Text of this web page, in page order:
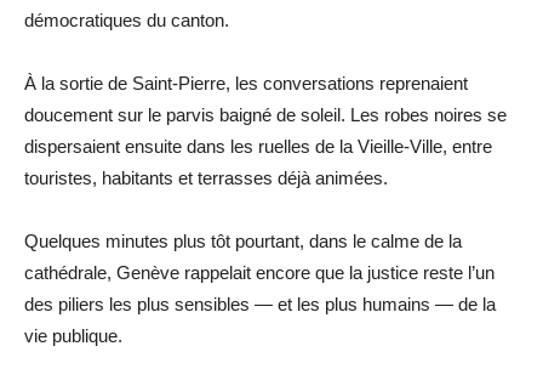
démocratiques du canton.
À la sortie de Saint-Pierre, les conversations reprenaient
doucement sur le parvis baigné de soleil. Les robes noires se
dispersaient ensuite dans les ruelles de la Vieille-Ville, entre
touristes, habitants et terrasses déjà animées.
Quelques minutes plus tôt pourtant, dans le calme de la
cathédrale, Genève rappelait encore que la justice reste l’un
des piliers les plus sensibles — et les plus humains — de la
vie publique.